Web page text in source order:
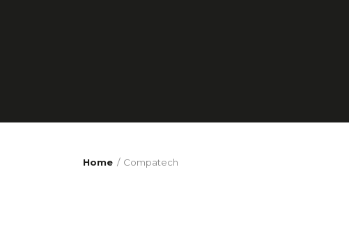
Home Compatech